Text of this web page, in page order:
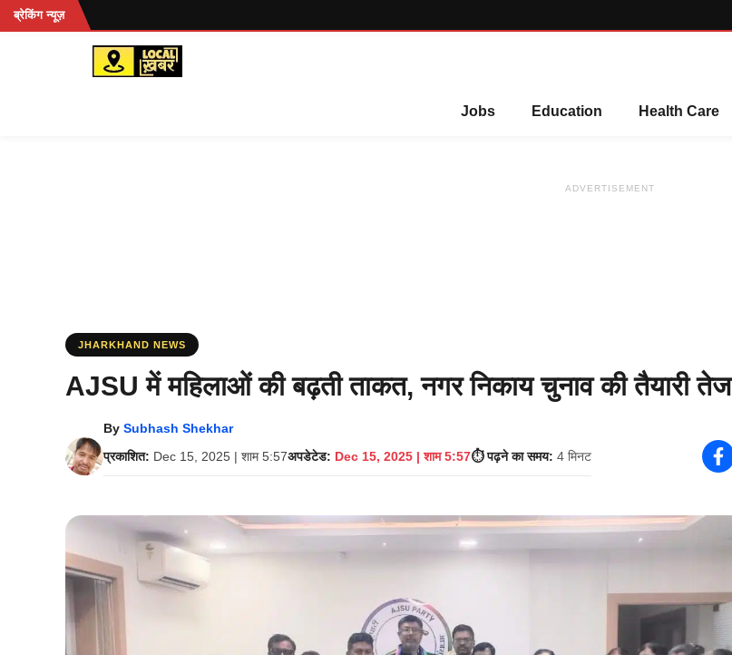
Skip
to
ब्रेकिंग न्यूज़
Jobs Education Health Care
ADVERTISEMENT
JHARKHAND NEWS
AJSU में महिलाओं की बढ़ती ताकत, नगर निकाय चुनाव की तैयारी तेज
By Subhash Shekhar
प्रकाशित: Dec 15, 2025 | शाम 5:57अपडेटेड: Dec 15, 2025 | शाम 5:57⏱️ पढ़ने का समय: 4 मिनट